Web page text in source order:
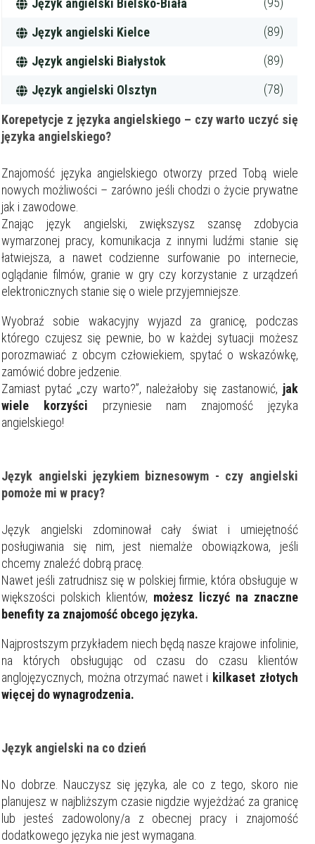
Język angielski Bielsko-Biała
Język angielski Kielce (89)
Język angielski Białystok (89)
Język angielski Olsztyn (78)
Korepetycje z języka angielskiego – czy warto uczyć się
języka angielskiego?
Znajomość języka angielskiego otworzy przed Tobą wiele
nowych możliwości – zarówno jeśli chodzi o życie prywatne
jak i zawodowe.
Znając język angielski, zwiększysz szansę zdobycia
wymarzonej pracy, komunikacja z innymi ludźmi stanie się
łatwiejsza, a nawet codzienne surfowanie po internecie,
oglądanie filmów, granie w gry czy korzystanie z urządzeń
elektronicznych stanie się o wiele przyjemniejsze.
Wyobraź sobie wakacyjny wyjazd za granicę, podczas
którego czujesz się pewnie, bo w każdej sytuacji możesz
porozmawiać z obcym człowiekiem, spytać o wskazówkę,
zamówić dobre jedzenie.
Zamiast pytać „czy warto?”, należałoby się zastanowić, jak
wiele korzyści przyniesie nam znajomość języka
angielskiego!
Język angielski językiem biznesowym - czy angielski
pomoże mi w pracy?
Język angielski zdominował cały świat i umiejętność
posługiwania się nim, jest niemalże obowiązkowa, jeśli
chcemy znaleźć dobrą pracę.
Nawet jeśli zatrudnisz się w polskiej firmie, która obsługuje w
większości polskich klientów, możesz liczyć na znaczne
benefity za znajomość obcego języka.
Najprostszym przykładem niech będą nasze krajowe infolinie,
na których obsługując od czasu do czasu klientów
anglojęzycznych, można otrzymać nawet i kilkaset złotych
więcej do wynagrodzenia.
Język angielski na co dzień
No dobrze. Nauczysz się języka, ale co z tego, skoro nie
planujesz w najbliższym czasie nigdzie wyjeżdżać za granicę
lub jesteś zadowolony/a z obecnej pracy i znajomość
dodatkowego języka nie jest wymagana.